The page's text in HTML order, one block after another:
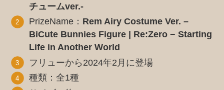
チュームver.-
PrizeName： Rem Airy Costume Ver. –
BiCute Bunnies Figure | Re:Zero − Starting
Life in Another World
フリューから2024年2月に登場
種類：全1種